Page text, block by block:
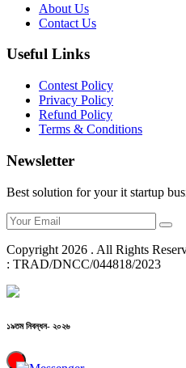
About Us
Contact Us
Useful Links
Contest Policy
Privacy Policy
Refund Policy
Terms & Conditions
Newsletter
Best solution for your it startup
Copyright 2026 . All Rights
: TRAD/DNCC/044818/2023
১৯তম নিবন্ধন- ২০২৬